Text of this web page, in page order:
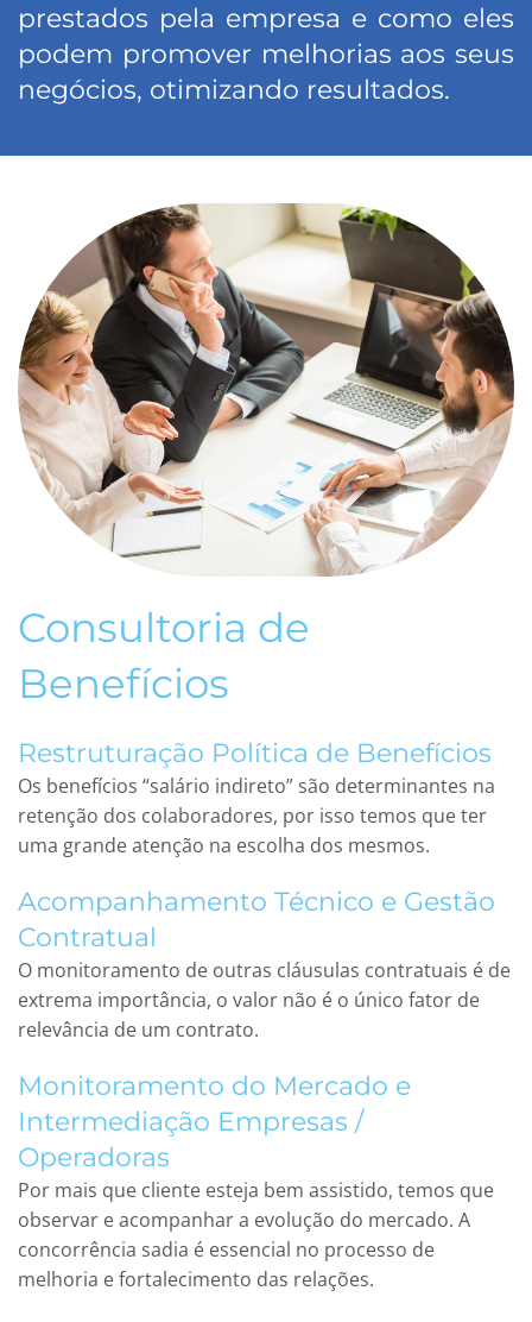
prestados pela empresa e como eles
podem promover melhorias aos seus
negócios, otimizando resultados.
Consultoria de
Benefícios
Restruturação Política de Benefícios
Os benefícios “salário indireto” são determinantes na
retenção dos colaboradores, por isso temos que ter
uma grande atenção na escolha dos mesmos.
Acompanhamento Técnico e Gestão
Contratual
O monitoramento de outras cláusulas contratuais é de
extrema importância, o valor não é o único fator de
relevância de um contrato.
Monitoramento do Mercado e
Intermediação Empresas /
Operadoras
Por mais que cliente esteja bem assistido, temos que
observar e acompanhar a evolução do mercado. A
concorrência sadia é essencial no processo de
melhoria e fortalecimento das relações.